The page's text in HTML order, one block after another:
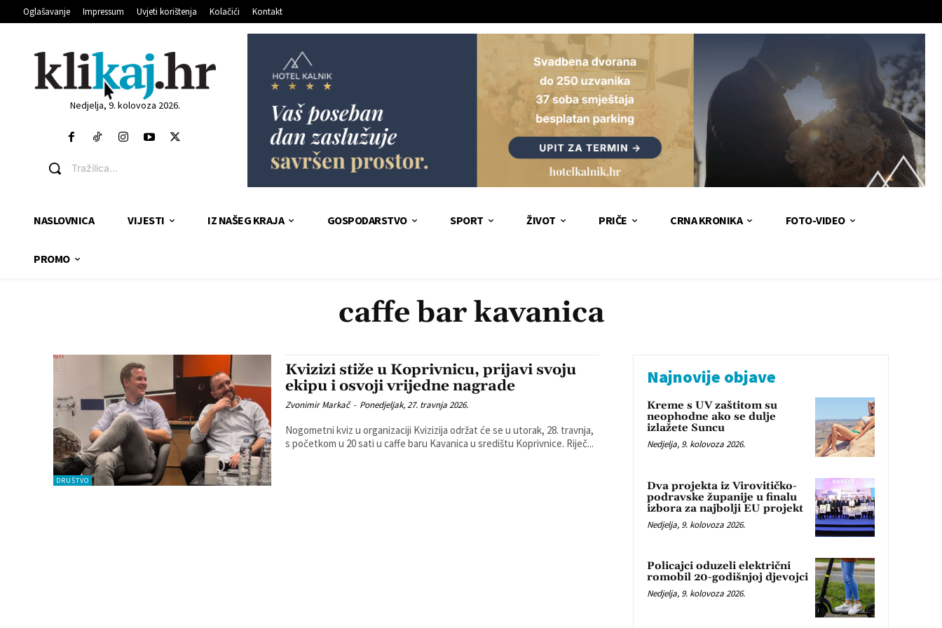
Oglašavanje Impressum Uvjeti korištenja Kolačići Kontakt
Nedjelja, 9. kolovoza 2026.
Tražilica...
NASLOVNICA VIJESTI IZ NAŠEG KRAJA GOSPODARSTVO SPORT ŽIVOT PRIČE CRNA KRONIKA FOTO-VIDEO
PROMO
caffe bar kavanica
DRUŠTVO
Kvizizi stiže u Koprivnicu, prijavi svoju
ekipu i osvoji vrijedne nagrade
Zvonimir Markač - Ponedjeljak, 27. travnja 2026.
Nogometni kviz u organizaciji Kvizizija održat će se u utorak, 28. travnja,
s početkom u 20 sati u caffe baru Kavanica u središtu Koprivnice. Riječ...
Najnovije objave
Kreme s UV zaštitom su
neophodne ako se dulje
izlažete Suncu
Nedjelja, 9. kolovoza 2026.
Dva projekta iz Virovitičko-
podravske županije u finalu
izbora za najbolji EU projekt
Nedjelja, 9. kolovoza 2026.
Policajci oduzeli električni
romobil 20-godišnjoj djevojci
Nedjelja, 9. kolovoza 2026.